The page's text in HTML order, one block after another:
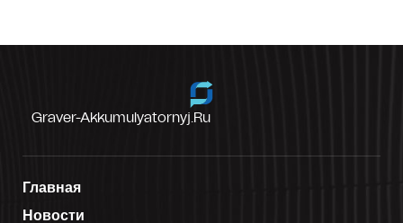
Graver-Akkumulyatornyj.ru
Главная
Новости